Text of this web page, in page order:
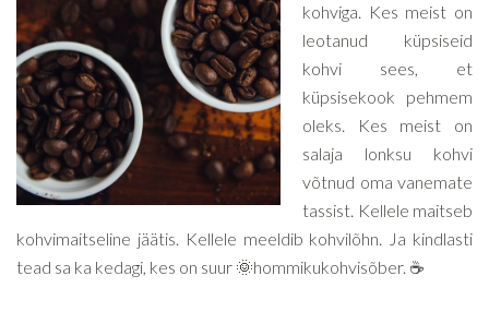
kohviga. Kes meist on
leotanud küpsiseid
kohvi sees, et
küpsisekook pehmem
oleks. Kes meist on
salaja lonksu kohvi
võtnud oma vanemate
tassist. Kellele maitseb
kohvimaitseline jäätis. Kellele meeldib kohvilõhn. Ja kindlasti
tead sa ka kedagi, kes on suur 🌞hommikukohvisõber. ☕️